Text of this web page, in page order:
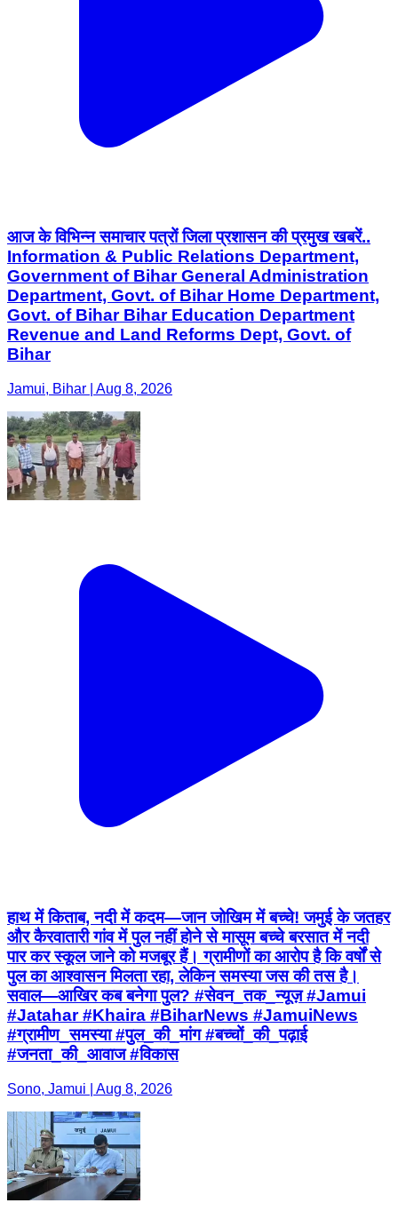
आज के विभिन्न समाचार पत्रों जिला प्रशासन की प्रमुख खबरें..
Information & Public Relations Department,
Government of Bihar General Administration
Department, Govt. of Bihar Home Department,
Govt. of Bihar Bihar Education Department
Revenue and Land Reforms Dept, Govt. of
Bihar
Jamui, Bihar | Aug 8, 2026
हाथ में किताब, नदी में कदम—जान जोखिम में बच्चे! जमुई के जतहर
और कैरवातारी गांव में पुल नहीं होने से मासूम बच्चे बरसात में नदी
पार कर स्कूल जाने को मजबूर हैं। ग्रामीणों का आरोप है कि वर्षों से
पुल का आश्वासन मिलता रहा, लेकिन समस्या जस की तस है।
सवाल—आखिर कब बनेगा पुल? #सेवन_तक_न्यूज़ #Jamui
#Jatahar #Khaira #BiharNews #JamuiNews
#ग्रामीण_समस्या #पुल_की_मांग #बच्चों_की_पढ़ाई
#जनता_की_आवाज #विकास
Sono, Jamui | Aug 8, 2026